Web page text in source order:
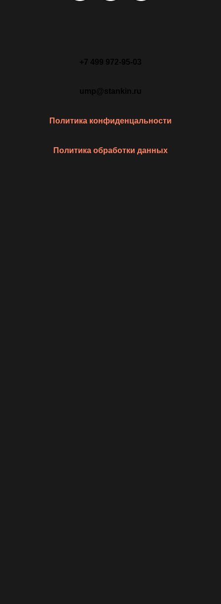
+7 499 972-95-03
ump@stankin.ru
Политика конфиденцальности
Политика обработки данных